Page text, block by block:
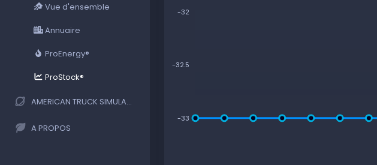
Vue d'ensemble
Annuaire
ProEnergy®
ProStock®
AMERICAN TRUCK SIMULATOR
A PROPOS
-32
-32.5
-33